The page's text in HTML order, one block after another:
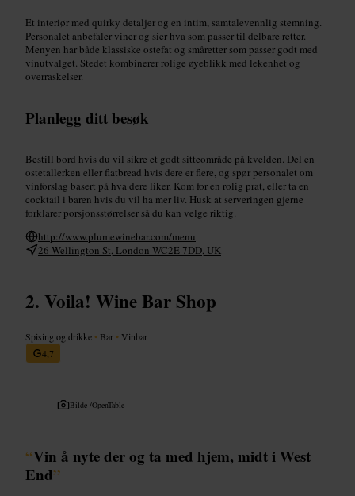
Et interiør med quirky detaljer og en intim, samtalevennlig stemning.
Personalet anbefaler viner og sier hva som passer til delbare retter.
Menyen har både klassiske ostefat og småretter som passer godt med
vinutvalget. Stedet kombinerer rolige øyeblikk med lekenhet og
overraskelser.
Planlegg ditt besøk
Bestill bord hvis du vil sikre et godt sitteområde på kvelden. Del en
ostetallerken eller flatbread hvis dere er flere, og spør personalet om
vinforslag basert på hva dere liker. Kom for en rolig prat, eller ta en
cocktail i baren hvis du vil ha mer liv. Husk at serveringen gjerne
forklarer porsjonsstørrelser så du kan velge riktig.
http://www.plumewinebar.com/menu
26 Wellington St, London WC2E 7DD, UK
Voila! Wine Bar Shop
Spising og drikke • Bar • Vinbar
4,7
Bilde /OpenTable
“Vin å nyte der og ta med hjem, midt i West
End”